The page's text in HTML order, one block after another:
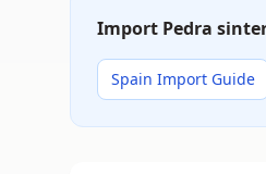
Import Pedra
Spain Import Guide